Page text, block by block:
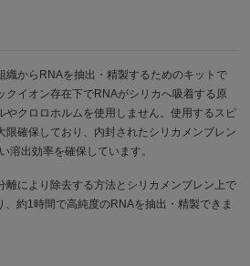
織からRNAを抽出・精製するためのキットで
クイオン存在下でRNAがシリカへ吸着する原
やクロロホルムを使用しません。使用するスピ
限確保しており、内封されたシリカメンブレン
溶出効率を確保しています。
離により除去する方法とシリカメンブレン上で
約1時間で高純度のRNAを抽出・精製できま